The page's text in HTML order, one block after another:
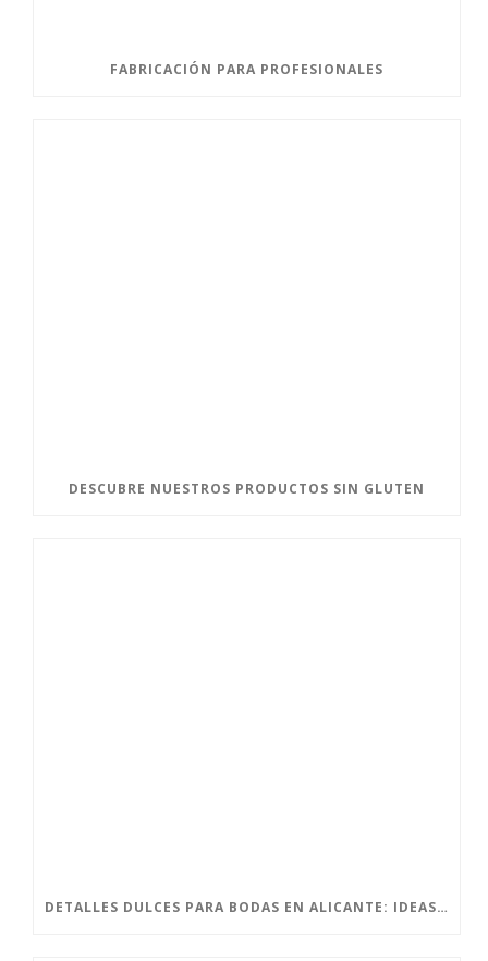
FABRICACIÓN PARA PROFESIONALES
DESCUBRE NUESTROS PRODUCTOS SIN GLUTEN
DETALLES DULCES PARA BODAS EN ALICANTE: IDEAS CON ENCANTO PARA SORPRENDER A TUS INVITADOS